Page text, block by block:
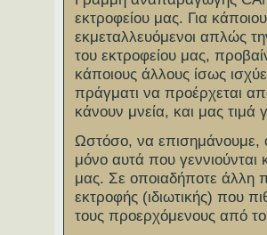
εκτροφείου μας. Για
εκμεταλλευόμενοι απλώς
του εκτροφείου μας,
κάποιους άλλους ίσως
πράγματι να προέρχεται
κάνουν μνεία, και μας τιμά
Ωστόσο, να επισημάνουμε,
μόνο αυτά που γεννιούνται
μας. Σε οποιαδήποτε άλλη
εκτροφής (ιδιωτικής) που
τους προερχόμενους από το